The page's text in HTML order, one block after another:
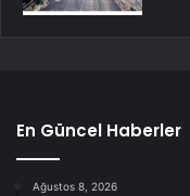
En Güncel Haberler
Ağustos 8, 2026